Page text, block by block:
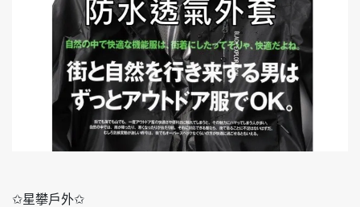
✩星攀戶外✩